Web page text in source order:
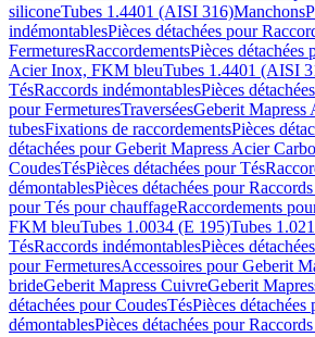
siliconeTubes 1.4401 (AISI 316)Manchons
indémontablesPièces détachées pour
FermeturesRaccordementsPièces détachées
Acier Inox, FKM bleuTubes 1.4401 (AISI
TésRaccords indémontablesPièces
pour FermeturesTraverséesGeberit Mapress
tubesFixations de raccordementsPièces
détachées pour Geberit Mapress Acier
CoudesTésPièces détachées pour Tés
démontablesPièces détachées pour
pour Tés pour chauffageRaccordements
FKM bleuTubes 1.0034 (E 195)Tubes
TésRaccords indémontablesPièces
pour FermeturesAccessoires pour Geberit
brideGeberit Mapress CuivreGeberit
détachées pour CoudesTésPièces détachées
démontablesPièces détachées pour